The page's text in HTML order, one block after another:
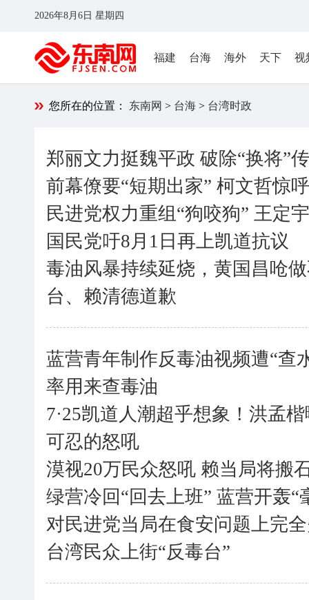
2026年8月6日 星期四
福建 台海 海外 天下 视
您所在的位置： 东南网 > 台海 > 台湾时政
郑丽文力挺魏平政 破除“换将”
前幕僚要“短期出家” 柯文哲惊
民进党权力重组“狗咬狗” 王定
国民党吁8月1日再上凯道抗议
毒油风暴持续延烧，黄国昌呛
台、赖清德道歉
蓝营青年制作反毒油视频遭“查
率用来查毒油
7·25凯道人潮超乎想象！洪孟
可忍的怒吼
漠视20万民众怒吼 赖当局将搬
绿营冷回“回去上班” 蓝营开轰“
对民进党当局在食安问题上完
台湾民众上街“反毒台”